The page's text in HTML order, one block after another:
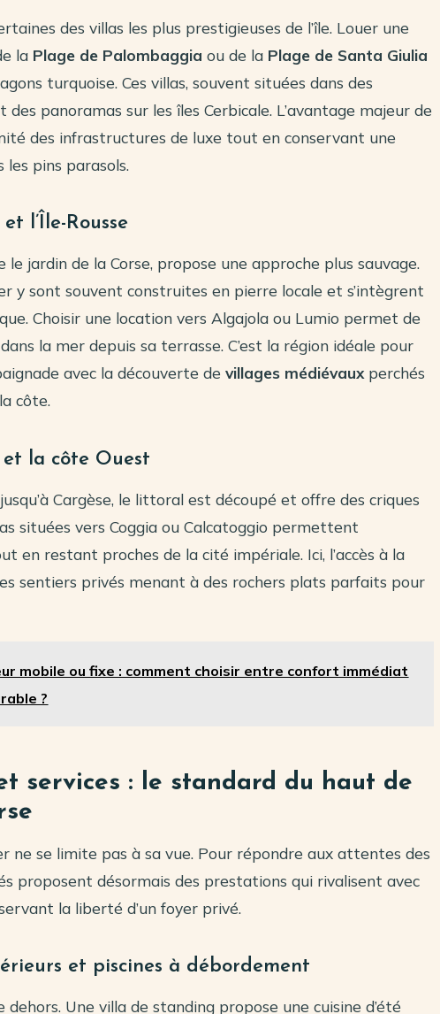
des villas les plus prestigieuses de l’île. Louer une
la Plage de Palombaggia ou de la Plage de Santa Giulia
turquoise. Ces villas, souvent situées dans des
panoramas sur les îles Cerbicale. L’avantage majeur de
des infrastructures de luxe tout en conservant une
les pins parasols.
l’Île-Rousse
le jardin de la Corse, propose une approche plus sauvage.
y sont souvent construites en pierre locale et s’intègrent
Choisir une location vers Algajola ou Lumio permet de
la mer depuis sa terrasse. C’est la région idéale pour
avec la découverte de villages médiévaux perchés
côte.
et la côte Ouest
Cargèse, le littoral est découpé et offre des criques
situées vers Coggia ou Calcatoggio permettent
en restant proches de la cité impériale. Ici, l’accès à la
sentiers privés menant à des rochers plats parfaits pour
mobile ou fixe : comment choisir entre confort immédiat
?
services : le standard du haut de
ne se limite pas à sa vue. Pour répondre aux attentes des
proposent désormais des prestations qui rivalisent avec
la liberté d’un foyer privé.
et piscines à débordement
dehors. Une villa de standing propose une cuisine d’été